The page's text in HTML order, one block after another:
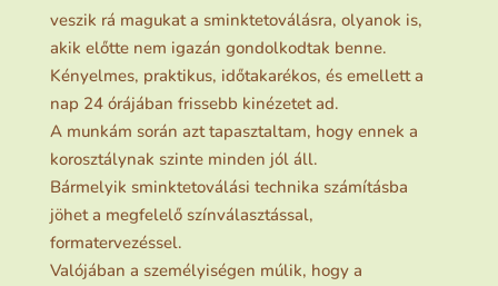
veszik rá magukat a sminktetoválásra, olyanok is,
akik előtte nem igazán gondolkodtak benne.
Kényelmes, praktikus, időtakarékos, és emellett a
nap 24 órájában frissebb kinézetet ad.
A munkám során azt tapasztaltam, hogy ennek a
korosztálynak szinte minden jól áll.
Bármelyik sminktetoválási technika számításba
jöhet a megfelelő színválasztással,
formatervezéssel.
Valójában a személyiségen múlik, hogy a